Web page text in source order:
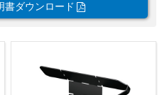
モデル
ム一覧 バーチャルストア
イトはこちら
scroll
・トピックス
合わせ
わせはこちら
書ダウンロード